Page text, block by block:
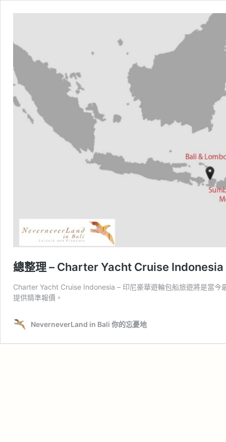
總整理 – Charter Yacht Cruise Indonesia
Charter Yacht Cruise Indonesia – 印尼豪華遊輪包船旅遊將是當
提供精準報價。
NeverneverLand in Bali 你的忘憂地